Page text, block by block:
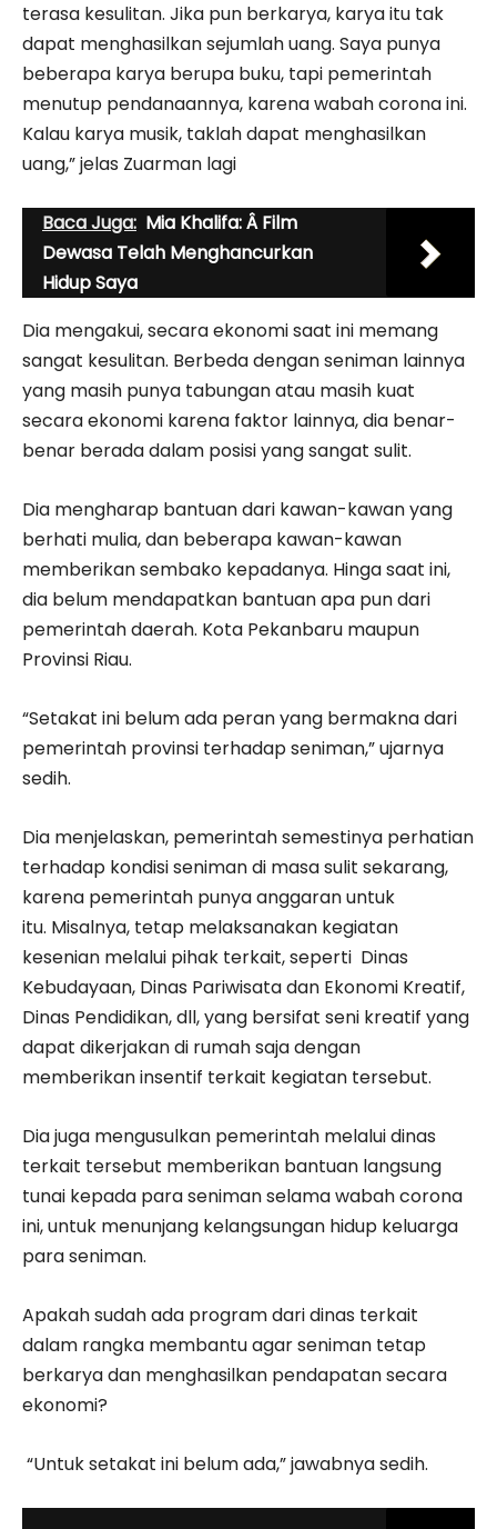
terasa kesulitan. Jika pun berkarya, karya itu tak
dapat menghasilkan sejumlah uang. Saya punya
beberapa karya berupa buku, tapi pemerintah
menutup pendanaannya, karena wabah corona ini.
Kalau karya musik, taklah dapat menghasilkan
uang,” jelas Zuarman lagi
Baca Juga: Mia Khalifa: Â Film
Dewasa Telah Menghancurkan
Hidup Saya
Dia mengakui, secara ekonomi saat ini memang
sangat kesulitan. Berbeda dengan seniman lainnya
yang masih punya tabungan atau masih kuat
secara ekonomi karena faktor lainnya, dia benar-
benar berada dalam posisi yang sangat sulit.
Dia mengharap bantuan dari kawan-kawan yang
berhati mulia, dan beberapa kawan-kawan
memberikan sembako kepadanya. Hinga saat ini,
dia belum mendapatkan bantuan apa pun dari
pemerintah daerah. Kota Pekanbaru maupun
Provinsi Riau.
“Setakat ini belum ada peran yang bermakna dari
pemerintah provinsi terhadap seniman,” ujarnya
sedih.
Dia menjelaskan, pemerintah semestinya perhatian
terhadap kondisi seniman di masa sulit sekarang,
karena pemerintah punya anggaran untuk
itu. Misalnya, tetap melaksanakan kegiatan
kesenian melalui pihak terkait, seperti Dinas
Kebudayaan, Dinas Pariwisata dan Ekonomi Kreatif,
Dinas Pendidikan, dll, yang bersifat seni kreatif yang
dapat dikerjakan di rumah saja dengan
memberikan insentif terkait kegiatan tersebut.
Dia juga mengusulkan pemerintah melalui dinas
terkait tersebut memberikan bantuan langsung
tunai kepada para seniman selama wabah corona
ini, untuk menunjang kelangsungan hidup keluarga
para seniman.
Apakah sudah ada program dari dinas terkait
dalam rangka membantu agar seniman tetap
berkarya dan menghasilkan pendapatan secara
ekonomi?
“Untuk setakat ini belum ada,” jawabnya sedih.